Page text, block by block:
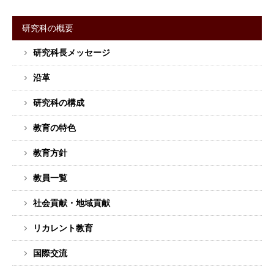
ー
メ
ニ
ュ
ー
研究科の概要
研究科長メッセージ
沿革
研究科の構成
教育の特色
教育方針
教員一覧
社会貢献・地域貢献
リカレント教育
国際交流